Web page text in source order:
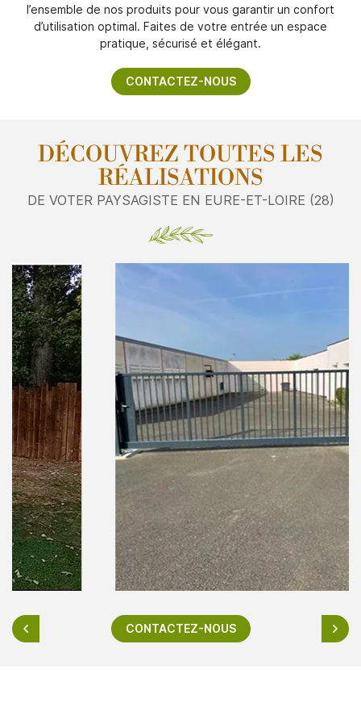
l’ensemble de nos produits pour vous garantir un confort
d’utilisation optimal. Faites de votre entrée un espace
pratique, sécurisé et élégant.
CONTACTEZ-NOUS
DÉCOUVREZ TOUTES LES
RÉALISATIONS
DE VOTER PAYSAGISTE EN EURE-ET-LOIRE (28)
CONTACTEZ-NOUS